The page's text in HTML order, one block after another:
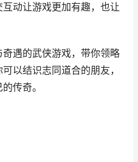
动让游戏更加有趣，也让
遇的武侠游戏，带你领略
以结识志同道合的朋友，
传奇。